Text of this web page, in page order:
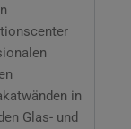
in
Glas- und